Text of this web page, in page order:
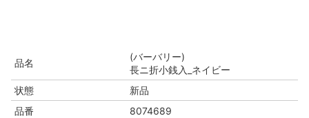
品名
(バーバリー)
長ニ折小銭入_ネイビー
状態
新品
品番
8074689